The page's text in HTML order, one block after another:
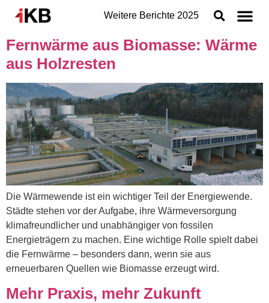
Weitere Berichte 2025
Topthemen
Geschäftsbereiche der IKB
Organisation
Jahresabschluss
Konzern
Fernwärme aus Biomasse: Wärme
aus Holzresten
Die Wärmewende ist ein wichtiger Teil der Energiewende.
Städte stehen vor der Aufgabe, ihre Wärmeversorgung
klimafreundlicher und unabhängiger von fossilen
Energieträgern zu machen. Eine wichtige Rolle spielt dabei
die Fernwärme – besonders dann, wenn sie aus
erneuerbaren Quellen wie Biomasse erzeugt wird.
Mehr Praxis, mehr Zukunft